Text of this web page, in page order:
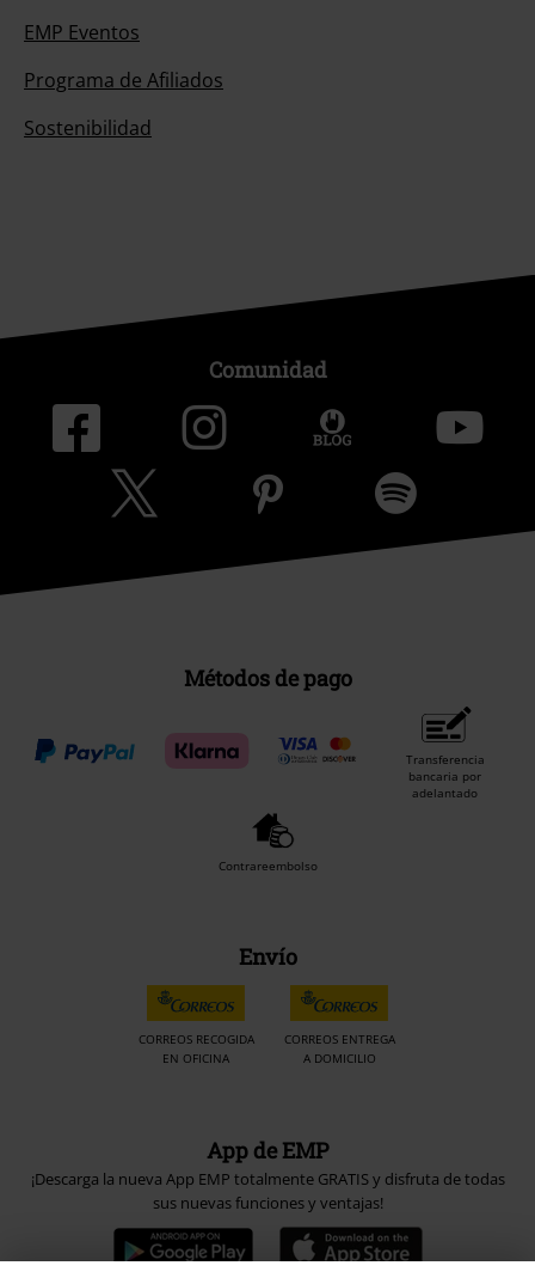
EMP Eventos
Programa de Afiliados
Sostenibilidad
Comunidad
Métodos de pago
Transferencia
bancaria por
adelantado
Contrareembolso
Envío
CORREOS RECOGIDA
EN OFICINA
CORREOS ENTREGA
A DOMICILIO
App de EMP
¡Descarga la nueva App EMP totalmente GRATIS y disfruta de todas
sus nuevas funciones y ventajas!